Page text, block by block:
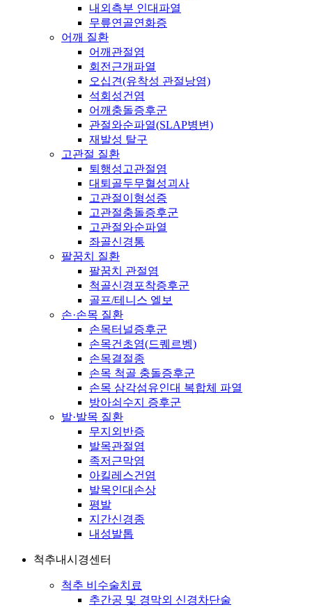
내외측부 인대파열
무릎연골연화증
어깨 질환
어깨관절염
회전근개파열
오십견(유착성 관절낭염)
석회성건염
어깨충돌증후군
관절와순파열(SLAP병변)
재발성 탈구
고관절 질환
퇴행성고관절염
대퇴골두무혈성괴사
고관절이형성증
고관절충돌증후군
고관절와순파열
좌골신경통
팔꿈치 질환
팔꿈치 관절염
척골신경포착증후군
골프/테니스 엘보
손·손목 질환
손목터널증후군
손목건초염(드퀘르벵)
손목결절종
손목 척골 충돌증후군
손목 삼각섬유인대 복합체 파열
방아쇠수지 증후군
발·발목 질환
무지외반증
발목관절염
족저근막염
아킬레스건염
발목인대손상
평발
지간신경종
내성발톱
척추내시경센터
척추 비수술치료
추간공 및 경막외 신경차단술